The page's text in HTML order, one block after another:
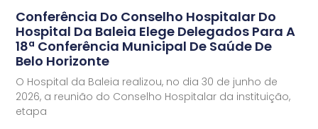
Conferência Do Conselho Hospitalar Do
Hospital Da Baleia Elege Delegados Para A
18ª Conferência Municipal De Saúde De
Belo Horizonte
O Hospital da Baleia realizou, no dia 30 de junho de
2026, a reunião do Conselho Hospitalar da instituição,
etapa